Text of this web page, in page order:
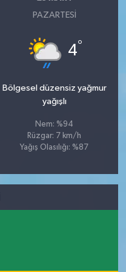
PAZARTESI
4°
Bölgesel düzensiz yağmur
yağışlı
Nem: %94
Rüzgar: 7 km/h
Yağış Olasılığı: %87